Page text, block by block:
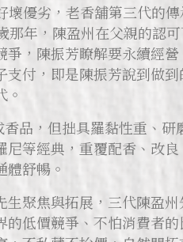
優劣，老香舖第三代的
年，陳盈州在父親的認
，陳振芳瞭解要永續經
付，即是陳振芳說到做
品，但拙具羅黏性重、
等經典，重覆配香、改
舒暢。
聚焦與拓展，三代陳盈
低價競爭、不怕消費者